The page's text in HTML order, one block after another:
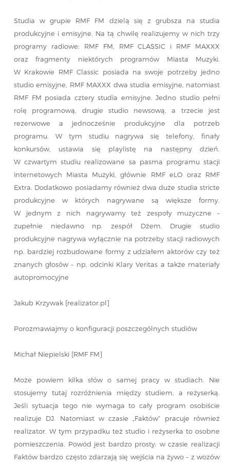
Studia w grupie RMF FM dzielą się z grubsza na studia
produkcyjne i emisyjne. Na tą chwilę realizujemy w nich trzy
programy radiowe: RMF FM, RMF CLASSIC i RMF MAXXX
oraz fragmenty niektórych programów Miasta Muzyki.
W Krakowie RMF Classic posiada na swoje potrzeby jedno
studio emisyjne, RMF MAXXX dwa studia emisyjne, natomiast
RMF FM posiada cztery studia emisyjne. Jedno studio pełni
rolę programową, drugie studio newsową, a trzecie jest
rezerwowe a jednocześnie produkcyjne dla potrzeb
programu. W tym studiu nagrywa się telefony, finały
konkursów, ustawia się playlistę na następny dzień.
W czwartym studiu realizowane sa pasma programu stacji
internetowych Miasta Muzyki, głównie RMF eLO oraz RMF
Extra. Dodatkowo posiadamy również dwa duże studia stricte
produkcyjne w których nagrywane są większe formy.
W jednym z nich nagrywamy też zespoły muzyczne –
zupełnie niedawno np. zespół Dżem. Drugie studio
produkcyjne nagrywa wyłącznie na potrzeby stacji radiowych
np. bardziej rozbudowane formy z udziałem aktorów czy też
znanych głosów – np. odcinki Klary Veritas a także materiały
autopromocyjne
Jakub Krzywak [realizator.pl]
Porozmawiajmy o konfiguracji poszczególnych studiów
Michał Niepielski [RMF FM]
Może powiem kilka słów o samej pracy w studiach. Nie
stosujemy tutaj rozróżnienia między studiem, a reżyserką.
Jeśli sytuacja tego nie wymaga to cały program osobiście
realizuje DJ. Natomiast w czasie „Faktów” pracuje również
realizator. W tym przypadku też studio i reżyserka to osobne
pomieszczenia. Powód jest bardzo prosty: w czasie realizacji
Faktów bardzo często zdarzają się wejścia na żywo – z wozów